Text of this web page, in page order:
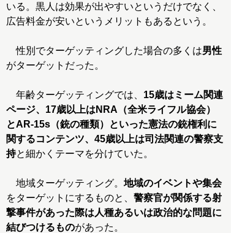
いる。黒人は効果が出やすいというだけでなく、
広告料金が安いというメリットもあるという。
性別でターゲッティングした場合の多くは男性
がターゲットだった。
年齢ターゲッティングでは、 15歳はミーム関連
ページ、17歳以上はNRA（全米ライフル協会）
とAR-15s（銃の種類）といった憲法の銃権利に
関するコンテンツ、45歳以上は司法関連の警察支
持と細かくテーマを分けていた。
地域ターゲッティング。 地域のイベントや集会
をターゲットにするものと、 警察官が関係する射
撃事件があった際は人種あるいは政治的な問題に
結びつけるものがあった。